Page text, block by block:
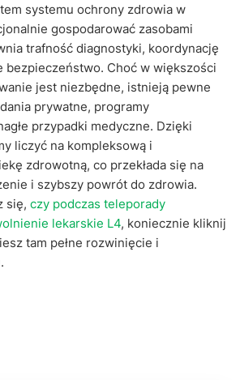
systemu ochrony zdrowia w
gospodarować zasobami
trafność diagnostyki, koordynację
bezpieczeństwo. Choć w większości
jest niezbędne, istnieją pewne
prywatne, programy
przypadki medyczne. Dzięki
liczyć na kompleksową i
zdrowotną, co przekłada się na
i szybszy powrót do zdrowia.
się, czy podczas teleporady
lekarskie L4, koniecznie kliknij
tam pełne rozwinięcie i